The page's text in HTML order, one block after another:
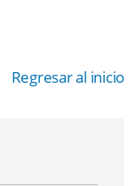
Regresar al inicio